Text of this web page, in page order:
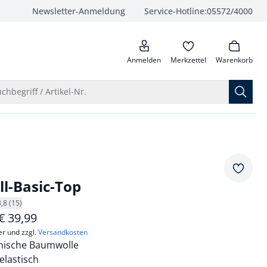
Newsletter-Anmeldung Service-Hotline:05572/4000
anrufen
Anmelden Merkzettel Warenkorb
/ Artikel-Nr.
Basic-Top
(15)
39,99
und zzgl.Versandkosten
Baumwolle